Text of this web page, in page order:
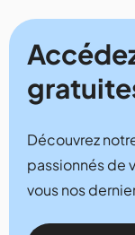
Découvrez
passionnés de
vous nos